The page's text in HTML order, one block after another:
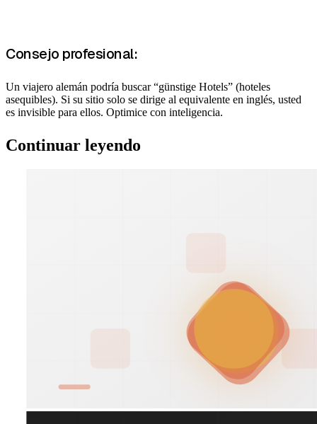
Consejo profesional:
Un viajero alemán podría buscar “günstige Hotels” (hoteles
asequibles). Si su sitio solo se dirige al equivalente en inglés, usted
es invisible para ellos. Optimice con inteligencia.
Continuar leyendo